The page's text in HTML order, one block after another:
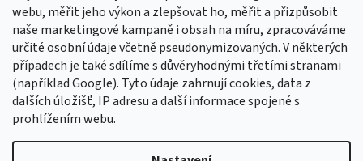
webu, měřit jeho výkon a zlepšovat ho, měřit a přizpůsobit
naše marketingové kampaně i obsah na míru, zpracováváme
určité osobní údaje včetně pseudonymizovaných. V některých
případech je také sdílíme s důvěryhodnými třetími stranami
(například Google). Tyto údaje zahrnují cookies, data z
dalších úložišť, IP adresu a další informace spojené s
prohlížením webu.
Výrobky označené BIO jsou certifikované kontrolní organizací CZ-
BIO-003